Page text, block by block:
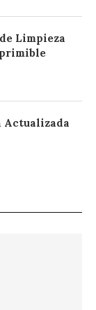
Limpieza
Actualizada